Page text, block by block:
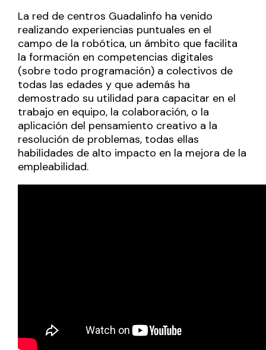
La red de centros Guadalinfo ha venido
realizando experiencias puntuales en el
campo de la robótica, un ámbito que facilita
la formación en competencias digitales
(sobre todo programación) a colectivos de
todas las edades y que además ha
demostrado su utilidad para capacitar en el
trabajo en equipo, la colaboración, o la
aplicación del pensamiento creativo a la
resolución de problemas, todas ellas
habilidades de alto impacto en la mejora de la
empleabilidad.